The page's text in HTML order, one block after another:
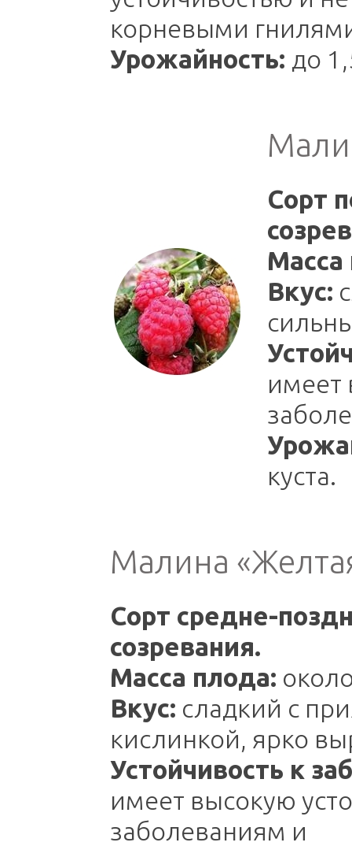
корневыми
Урожайность: до
Сорт
Масса
Вкус:
имеет
куста.
Малина
Сорт средне-
созревания.
Масса плода:
Вкус: сладкий с
кислинкой, ярко
Устойчивость к
имеет высокую
заболеваниям и